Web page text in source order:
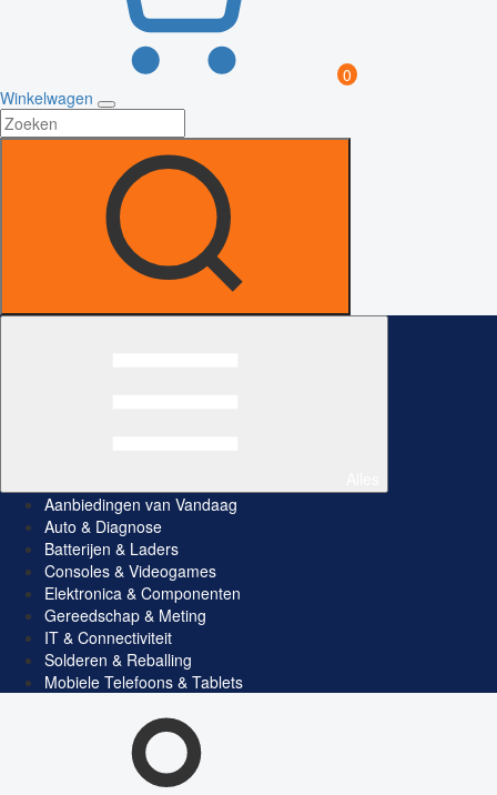
0
Winkelwagen
Aanbiedingen van Vandaag
Auto & Diagnose
Batterijen & Laders
Consoles & Videogames
Elektronica & Componenten
Gereedschap & Meting
IT & Connectiviteit
Solderen & Reballing
Mobiele Telefoons & Tablets